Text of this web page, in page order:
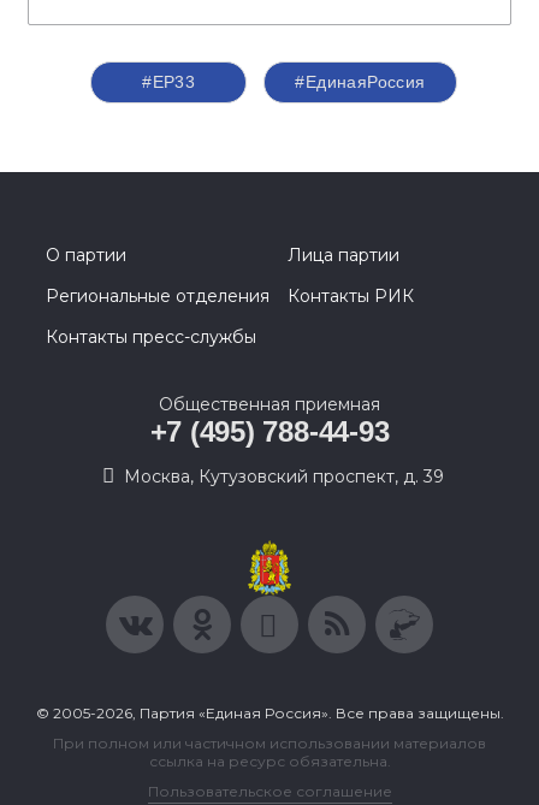
#ЕР33 #ЕдинаяРоссия
О партии
Лица партии
Региональные отделения
Контакты РИК
Контакты пресс-службы
Общественная приемная
+7 (495) 788-44-93
Москва, Кутузовский проспект, д. 39
© 2005-2026, Партия «Единая Россия». Все права защищены.
При полном или частичном использовании материалов
ссылка на ресурс обязательна.
Пользовательское соглашение